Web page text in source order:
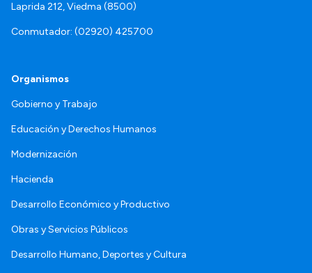
Laprida 212, Viedma (8500)
Conmutador: (02920) 425700
Organismos
Gobierno y Trabajo
Educación y Derechos Humanos
Modernización
Hacienda
Desarrollo Económico y Productivo
Obras y Servicios Públicos
Desarrollo Humano, Deportes y Cultura